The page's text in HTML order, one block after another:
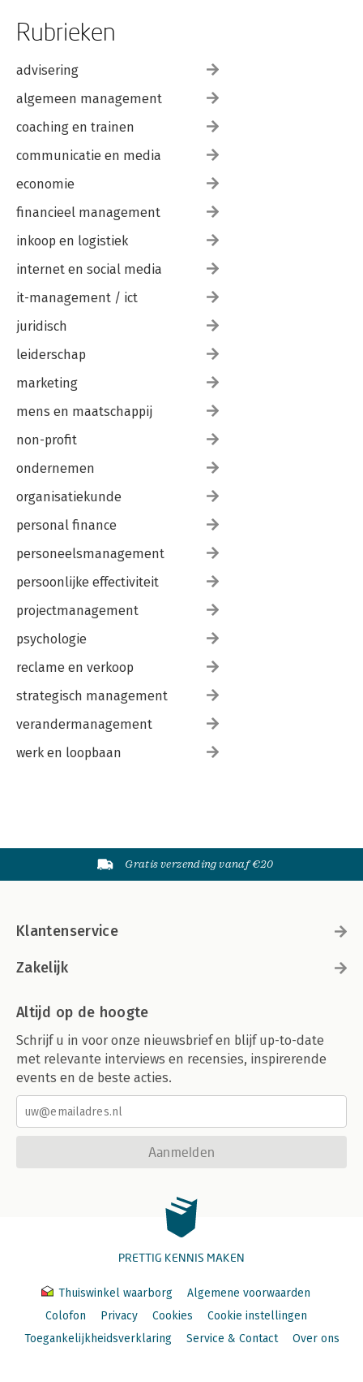
Rubrieken
advisering
algemeen management
coaching en trainen
communicatie en media
economie
financieel management
inkoop en logistiek
internet en social media
it-management / ict
juridisch
leiderschap
marketing
mens en maatschappij
non-profit
ondernemen
organisatiekunde
personal finance
personeelsmanagement
persoonlijke effectiviteit
projectmanagement
psychologie
reclame en verkoop
strategisch management
verandermanagement
werk en loopbaan
Gratis verzending vanaf €20
Klantenservice
Zakelijk
Altijd op de hoogte
Schrijf u in voor onze nieuwsbrief en blijf up-to-date
met relevante interviews en recensies, inspirerende
events en de beste acties.
Aanmelden
PRETTIG KENNIS MAKEN
Thuiswinkel waarborg
Algemene voorwaarden
Colofon
Privacy Cookies
Cookie instellingen
Toegankelijkheidsverklaring
Service & Contact Over ons